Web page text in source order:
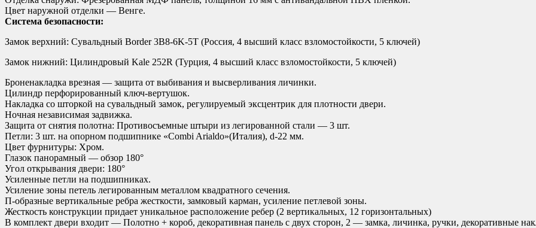
Цвет наружной отделки — Венге.
Система безопасности:
Замок верхний: Сувальдный Border 3B8-6K-5Т (Россия, 4 высший класс взломостойкости, 5 ключей)
Замок нижний: Цилиндровый Kale 252R (Турция, 4 высший класс взломостойкости, 5 ключей)
Броненакладка врезная — защита от выбивания и высверливания личинки.
Цилиндр перфорированный ключ-вертушок.
Накладка со шторкой на сувальдный замок, регулируемый эксцентрик для плотности двери.
Ночная независимая задвижка.
Защита от снятия полотна: Противосъемные штыри из легированной стали — 3 шт.
Петли: 3 шт. на опорном подшипнике «Combi Arialdo»(Италия), d-22 мм.
Цвет фурнитуры: Хром.
Глазок панорамный — обзор 180°
Угол открывания двери: 180°
Усиленные петли на подшипниках.
Усиление зоны петель легированным металлом квадратного сечения.
П-образные вертикальные ребра жесткости, замковый карман, усиление петлевой зоны.
Жесткость конструкции придает уникальное расположение ребер (2 вертикальных, 12 горизонтальных)
В комплект двери входит — Полотно + короб, декоративная панель с двух сторон, 2 — замка, личинка, ручки, декоративные